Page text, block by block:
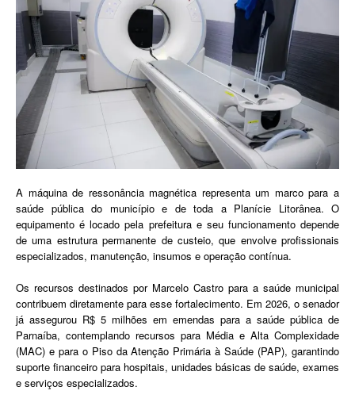
A máquina de ressonância magnética representa um marco para a
saúde pública do município e de toda a Planície Litorânea. O
equipamento é locado pela prefeitura e seu funcionamento depende
de uma estrutura permanente de custeio, que envolve profissionais
especializados, manutenção, insumos e operação contínua.
Os recursos destinados por Marcelo Castro para a saúde municipal
contribuem diretamente para esse fortalecimento. Em 2026, o senador
já assegurou R$ 5 milhões em emendas para a saúde pública de
Parnaíba, contemplando recursos para Média e Alta Complexidade
(MAC) e para o Piso da Atenção Primária à Saúde (PAP), garantindo
suporte financeiro para hospitais, unidades básicas de saúde, exames
e serviços especializados.